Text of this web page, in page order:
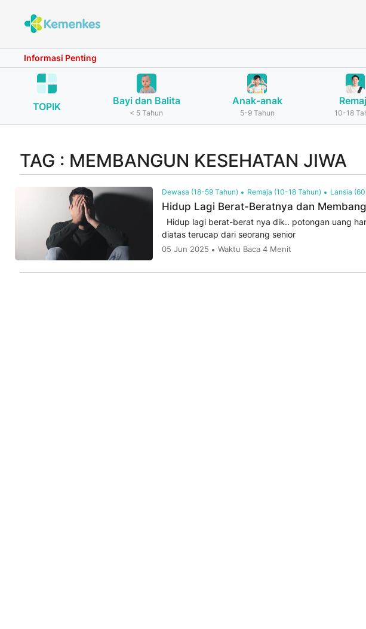
Informasi Penting
TOPIK Bayi dan Balita
< 5 Tahun
Anak-anak
5-9 Tahun 10-18
TAG : MEMBANGUN KESEHATAN JIWA
Dewasa (18-59 Tahun) Remaja (10-18 Tahun) Lansia
Hidup Lagi Berat-Beratnya dan
Hidup lagi berat-berat nya dik.. potongan uang
diatas terucap dari seorang senior
05 Jun 2025 Waktu Baca 4 Menit